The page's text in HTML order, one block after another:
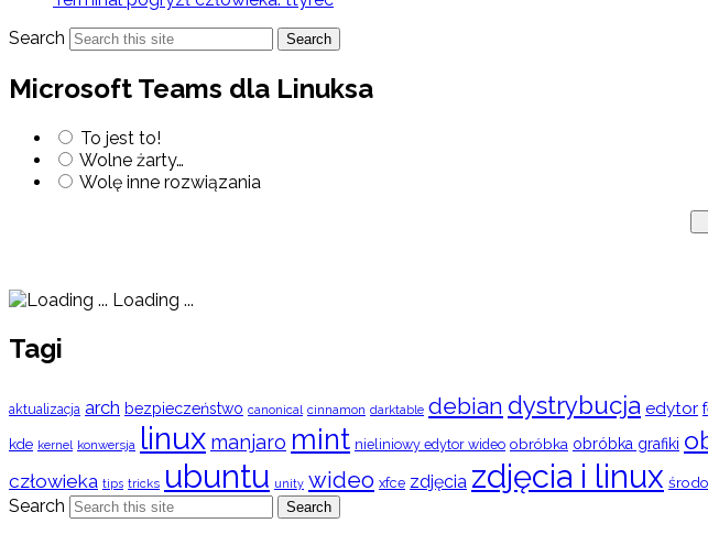
Search
Search
Microsoft Teams dla Linuksa
To jest to!
Wolne żarty…
Wolę inne rozwiązania
Loading ...
Tagi
aktualizacja arch bezpieczeństwo canonical cinnamon darktable debian dystrybucja edytor
kde kernel konwersja linux manjaro mint nieliniowy edytor wideo obróbka obróbka grafiki
człowieka tips tricks ubuntu unity wideo xfce zdjęcia zdjęcia i linux
Search Search